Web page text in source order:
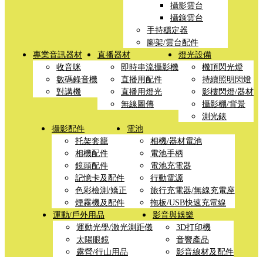
攝影雲台
攝錄雲台
手持穩定器
腳架/雲台配件
專業音訊器材
收音咪
數碼錄音機
對講機
直播器材
即時串流攝影機
直播用配件
直播用燈光
無線圖傳
燈光設備
機頂閃光燈
持續照明閃燈
影樓閃燈/器材
攝影棚/背景
測光錶
攝影配件
托架套籠
相機配件
鏡頭配件
記憶卡及配件
色彩檢測/矯正
煙霧機及配件
電池
相機/器材電池
電池手柄
電池充電器
行動電源
旅行充電器/無線充電座
拖板/USB快速充電線
運動/戶外用品
運動光學/激光測距儀
太陽眼鏡
露營/行山用品
影音與娛樂
3D打印機
音響產品
影音線材及配件